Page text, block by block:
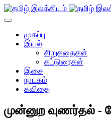
முகப்பு
இயல்
சிறுகதைகள்
கட்டுரைகள்
இசை
நாடகம்
கவிதை
முன்னுற வுணர்தல் -